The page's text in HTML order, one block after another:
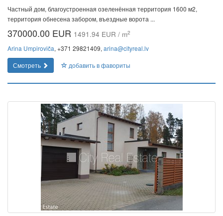
Частный дом, благоустроенная озеленённая территория 1600 м2,
территория обнесена забором, въездные ворота ...
370000.00 EUR 1491.94 EUR / m2
Arina Umpiroviča, +371 29821409, arina@cityreal.lv
Смотреть
добавить в фавориты